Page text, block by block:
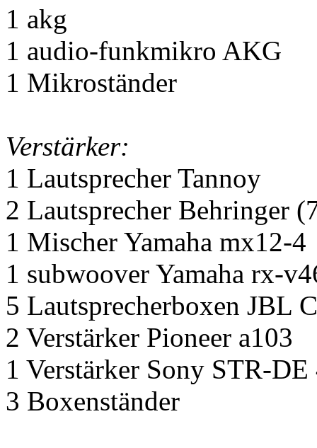
1 akg
1 audio-funkmikro AKG
1 Mikroständer
Verstärker:
1 Lautsprecher Tannoy
2 Lautsprecher Behringer
1 Mischer Yamaha mx12-4
1 subwoover Yamaha rx-
5 Lautsprecherboxen JBL
2 Verstärker Pioneer a103
1 Verstärker Sony STR-
3 Boxenständer